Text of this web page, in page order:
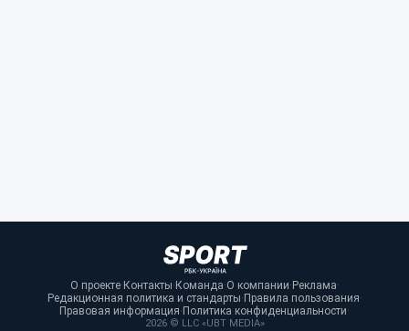
О проекте· Контакты· Команда·О компании· Реклама·
Редакционная политика и стандарты· Правила пользования·
Правовая информация· Политика конфиденциальности·
2026 © LLC «UBT MEDIA»